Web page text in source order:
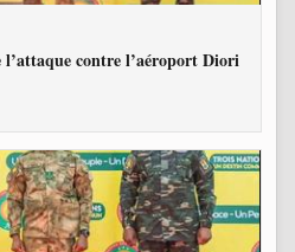
l’attaque contre l’aéroport Diori